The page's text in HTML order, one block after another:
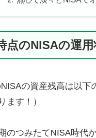
点のNISAの運
の資産残高は以
ます！）
のつみたてNISA時代